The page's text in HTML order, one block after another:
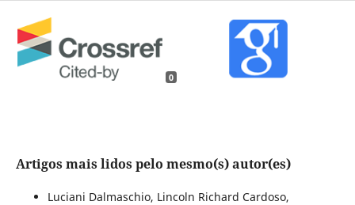
0
Artigos mais lidos pelo mesmo(s) autor(es)
Luciani Dalmaschio, Lincoln Richard Cardoso,